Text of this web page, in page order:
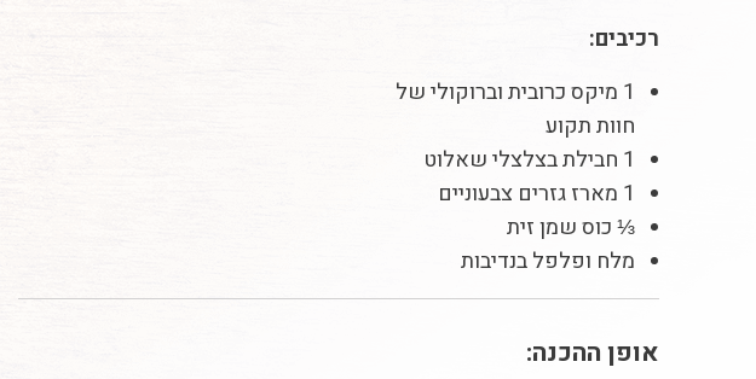
רכיבים:
1 מיקס כרובית וברוקולי של
חוות תקוע
1 חבילת בצלצלי שאלוט
1 מארז גזרים צבעוניים
⅓ כוס שמן זית
מלח ופלפל בנדיבות
אופן ההכנה: